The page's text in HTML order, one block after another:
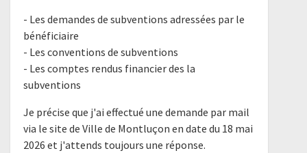
- Les demandes de subventions adressées par le
bénéficiaire
- Les conventions de subventions
- Les comptes rendus financier des la
subventions
Je précise que j'ai effectué une demande par mail
via le site de Ville de Montluçon en date du 18 mai
2026 et j'attends toujours une réponse.